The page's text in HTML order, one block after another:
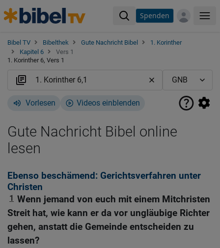
Spenden
Bibel TV Bibelthek Gute Nachricht Bibel
1. Korinther
Kapitel 6
Vers 1
1. Korinther 6, Vers 1
Vorlesen Videos einblenden
Gute Nachricht Bibel online
lesen
Ebenso beschämend: Gerichtsverfahren unter
Christen
1 Wenn jemand von euch mit einem Mitchristen
Streit hat, wie kann er da vor ungläubige Richter
gehen, anstatt die Gemeinde entscheiden zu
lassen?